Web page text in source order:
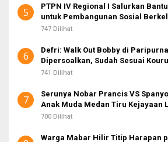
5
PTPN IV Regional I Salurkan
untuk Pembangunan Sosial
747 Dilihat
6
Defri: Walk Out Bobby di
Dipersoalkan, Sudah Sesuai
741 Dilihat
7
Serunya Nobar Prancis VS
Anak Muda Medan Tiru Kejayaan
700 Dilihat
Warga Mabar Hilir Titip Harapan